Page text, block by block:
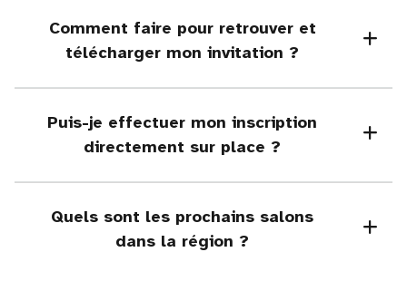
Comment faire pour retrouver et
télécharger mon invitation ?
Puis-je effectuer mon inscription
directement sur place ?
Quels sont les prochains salons
dans la région ?